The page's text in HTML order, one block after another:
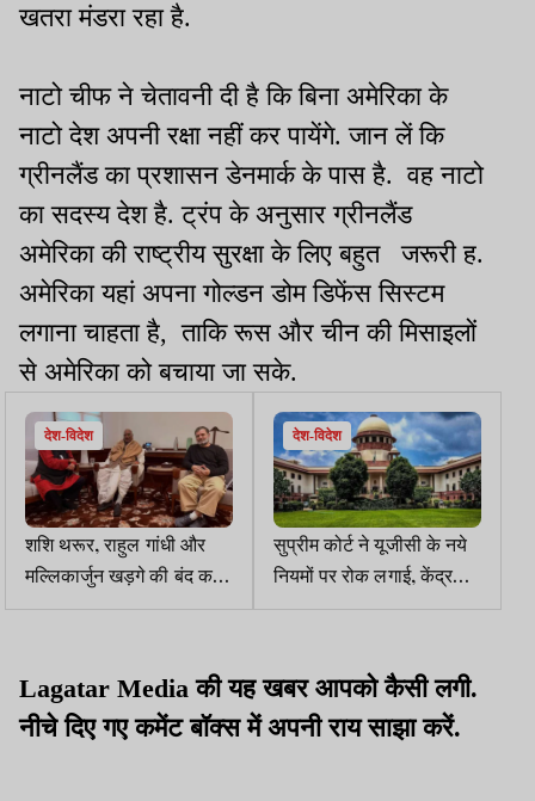
खतरा मंडरा रहा है.
नाटो चीफ ने चेतावनी दी है कि बिना अमेरिका के
नाटो देश अपनी रक्षा नहीं कर पायेंगे. जान लें कि
ग्रीनलैंड का प्रशासन डेनमार्क के पास है. वह नाटो
का सदस्य देश है. ट्रंप के अनुसार ग्रीनलैंड
अमेरिका की राष्ट्रीय सुरक्षा के लिए बहुत जरूरी ह.
अमेरिका यहां अपना गोल्डन डोम डिफेंस सिस्टम
लगाना चाहता है, ताकि रूस और चीन की मिसाइलों
से अमेरिका को बचाया जा सके.
देश-विदेश
शशि थरूर, राहुल गांधी और
मल्लिकार्जुन खड़गे की बंद कमरे
में हुई मुलाकात सुर्खियों में
देश-विदेश
सुप्रीम कोर्ट ने यूजीसी के नये
नियमों पर रोक लगाई, केंद्र
सरकार को नोटिस जारी कर
Lagatar Media की यह खबर आपको कैसी लगी.
नीचे दिए गए कमेंट बॉक्स में अपनी राय साझा करें.